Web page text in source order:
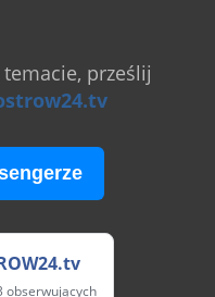
prześlij
obserwujących